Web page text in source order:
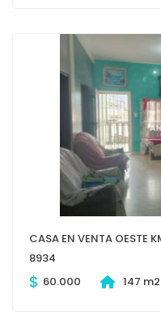
CASA EN VENTA OESTE
8934
$ 60.000 147 m2